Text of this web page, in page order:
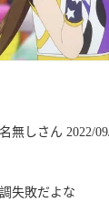
無しさん 2022/
失敗だよな